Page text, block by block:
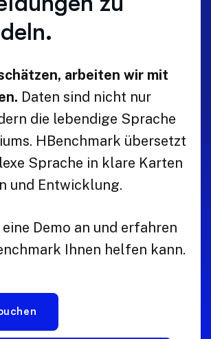
arbeiten wir mit
Daten sind nicht nur
die lebendige Sprache
HBenchmark übersetzt
Sprache in klare Karten
und Entwicklung.
Demo an und erfahren
Ihnen helfen kann.